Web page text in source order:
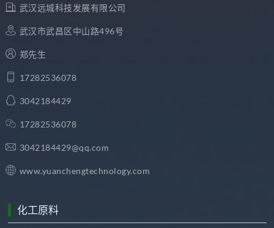
武汉远城科技发展有限公司
武汉市武昌区中山路496号
郑先生
17282536078
3042184429
17282536078
3042184429@qq.com
www.yuanchengtechnology.com
化工原料